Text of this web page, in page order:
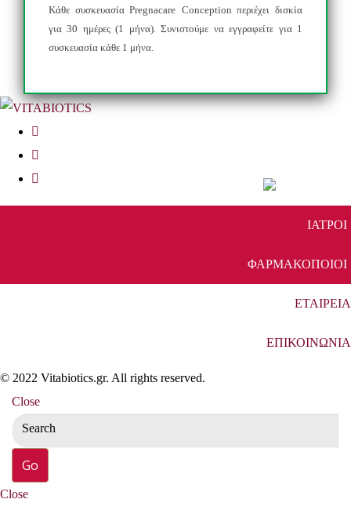
Κάθε συσκευασίαPregnacare Conception περιέχει δισκία
για 30 ημέρες (1 μήνα). Συνιστούμε να εγγραφείτε για 1
συσκευασία κάθε 1 μήνα.
ΙΑΤΡΟΙ
ΦΑΡΜΑΚΟΠΟΙΟΙ
ΕΤΑΙΡΕΙΑ
ΕΠΙΚΟΙΝΩΝΙΑ
© 2022 Vitabiotics.gr. All rights reserved.
Close
Close